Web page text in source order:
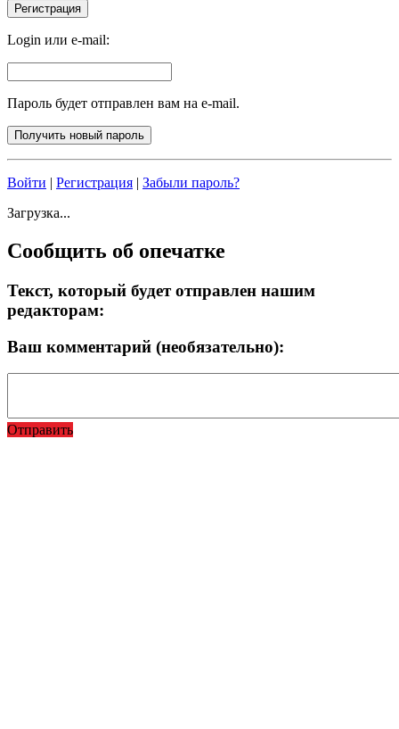
Login или e-mail:
Пароль будет отправлен вам на e-mail.
Войти | Регистрация | Забыли пароль?
Загрузка...
Сообщить об опечатке
Текст, который будет отправлен нашим
редакторам:
Ваш комментарий (необязательно):
Отправить